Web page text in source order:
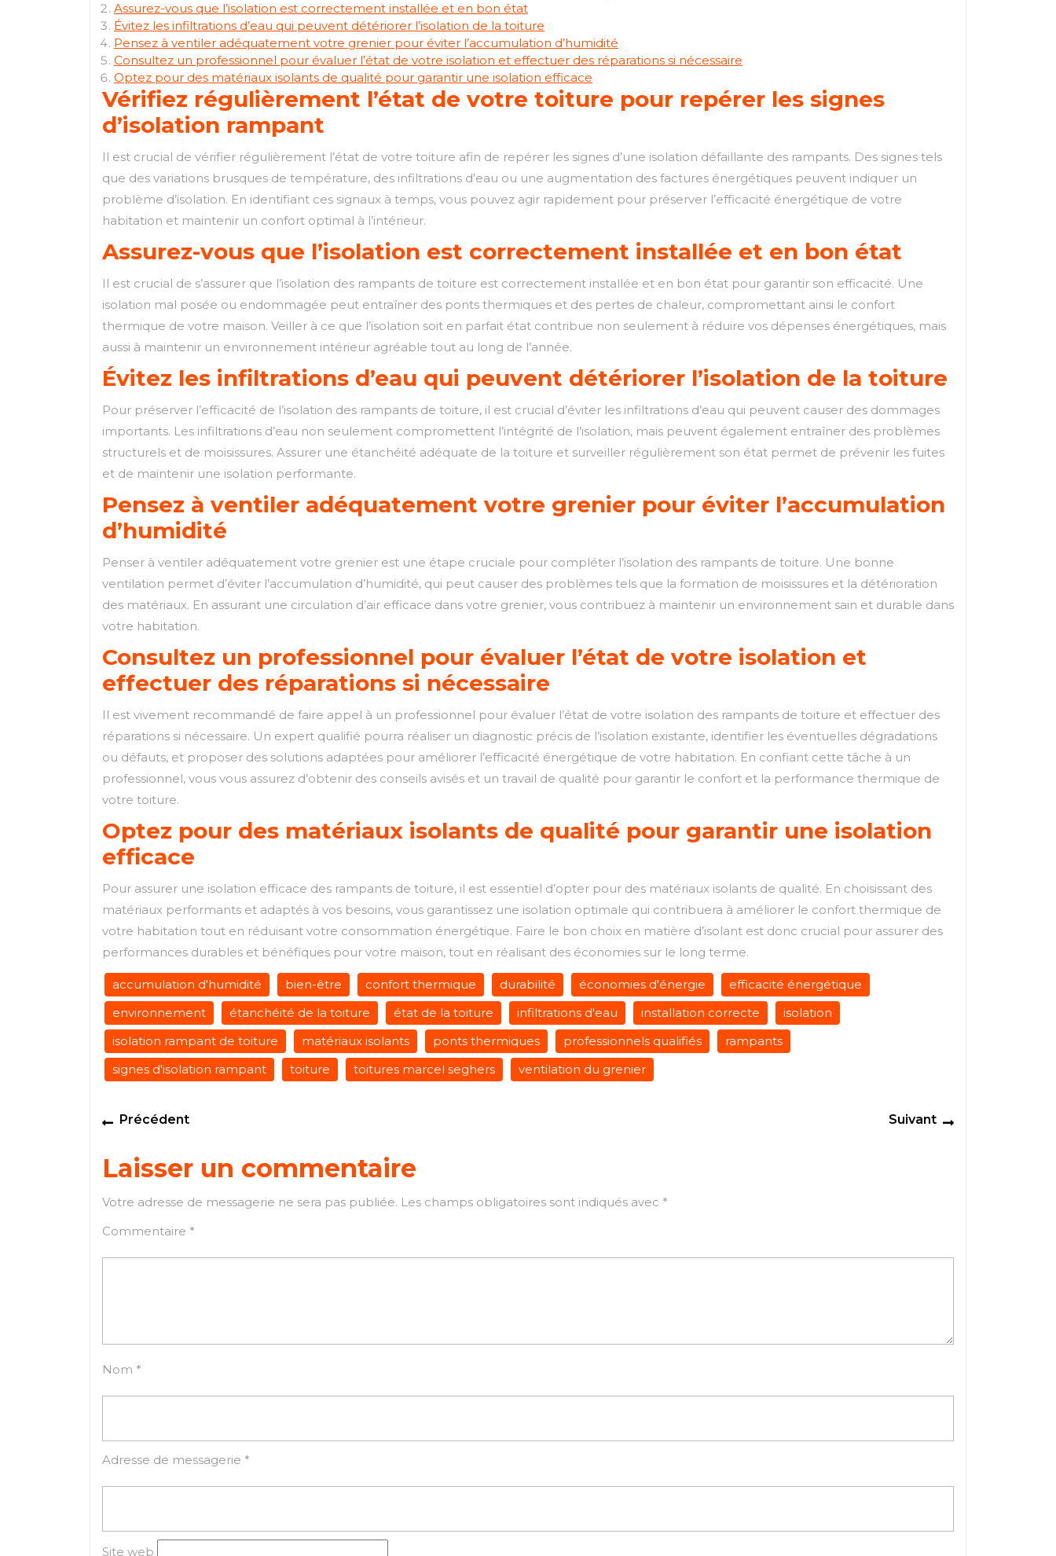
Assurez-vous que l’isolation est correctement installée et en bon état
Évitez les infiltrations d’eau qui peuvent détériorer l’isolation de la toiture
Pensez à ventiler adéquatement votre grenier pour éviter l’accumulation d’humidité
Consultez un professionnel pour évaluer l’état de votre isolation et effectuer des réparations si nécessaire
Optez pour des matériaux isolants de qualité pour garantir une isolation efficace
Vérifiez régulièrement l’état de votre toiture pour repérer les signes
d’isolation rampant
Il est crucial de vérifier régulièrement l’état de votre toiture afin de repérer les signes d’une isolation défaillante des rampants. Des signes tels
que des variations brusques de température, des infiltrations d’eau ou une augmentation des factures énergétiques peuvent indiquer un
problème d’isolation. En identifiant ces signaux à temps, vous pouvez agir rapidement pour préserver l’efficacité énergétique de votre
habitation et maintenir un confort optimal à l’intérieur.
Assurez-vous que l’isolation est correctement installée et en bon état
Il est crucial de s’assurer que l’isolation des rampants de toiture est correctement installée et en bon état pour garantir son efficacité. Une
isolation mal posée ou endommagée peut entraîner des ponts thermiques et des pertes de chaleur, compromettant ainsi le confort
thermique de votre maison. Veiller à ce que l’isolation soit en parfait état contribue non seulement à réduire vos dépenses énergétiques, mais
aussi à maintenir un environnement intérieur agréable tout au long de l’année.
Évitez les infiltrations d’eau qui peuvent détériorer l’isolation de la toiture
Pour préserver l’efficacité de l’isolation des rampants de toiture, il est crucial d’éviter les infiltrations d’eau qui peuvent causer des dommages
importants. Les infiltrations d’eau non seulement compromettent l’intégrité de l’isolation, mais peuvent également entraîner des problèmes
structurels et de moisissures. Assurer une étanchéité adéquate de la toiture et surveiller régulièrement son état permet de prévenir les fuites
et de maintenir une isolation performante.
Pensez à ventiler adéquatement votre grenier pour éviter l’accumulation
d’humidité
Penser à ventiler adéquatement votre grenier est une étape cruciale pour compléter l’isolation des rampants de toiture. Une bonne
ventilation permet d’éviter l’accumulation d’humidité, qui peut causer des problèmes tels que la formation de moisissures et la détérioration
des matériaux. En assurant une circulation d’air efficace dans votre grenier, vous contribuez à maintenir un environnement sain et durable dans
votre habitation.
Consultez un professionnel pour évaluer l’état de votre isolation et
effectuer des réparations si nécessaire
Il est vivement recommandé de faire appel à un professionnel pour évaluer l’état de votre isolation des rampants de toiture et effectuer des
réparations si nécessaire. Un expert qualifié pourra réaliser un diagnostic précis de l’isolation existante, identifier les éventuelles dégradations
ou défauts, et proposer des solutions adaptées pour améliorer l’efficacité énergétique de votre habitation. En confiant cette tâche à un
professionnel, vous vous assurez d’obtenir des conseils avisés et un travail de qualité pour garantir le confort et la performance thermique de
votre toiture.
Optez pour des matériaux isolants de qualité pour garantir une isolation
efficace
Pour assurer une isolation efficace des rampants de toiture, il est essentiel d’opter pour des matériaux isolants de qualité. En choisissant des
matériaux performants et adaptés à vos besoins, vous garantissez une isolation optimale qui contribuera à améliorer le confort thermique de
votre habitation tout en réduisant votre consommation énergétique. Faire le bon choix en matière d’isolant est donc crucial pour assurer des
performances durables et bénéfiques pour votre maison, tout en réalisant des économies sur le long terme.
accumulation d'humidité bien-être confort thermique durabilité économies d'énergie
efficacité énergétique
environnement
étanchéité de la toiture état de la toiture infiltrations d'eau installation correcte
isolation
isolation rampant de toiture
matériaux isolants ponts thermiques professionnels qualifiés
rampants
signes d'isolation rampant
toiture toitures marcel seghers ventilation du grenier
Navigation
l’article
PrécédentPrevious
Suivant
Laisser un commentaire
Votre adresse de messagerie ne sera pas publiée. Les champs obligatoires sont indiqués avec *
Commentaire *
Nom *
Adresse de messagerie *
Site web